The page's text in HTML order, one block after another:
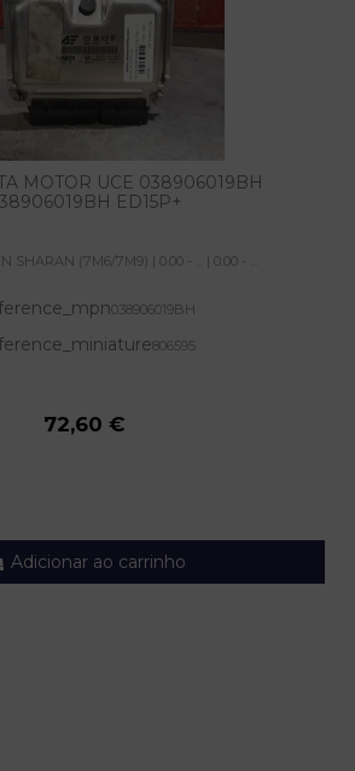
MOTOR UCE 038906019BH
ED15P+
SHARAN (7M6/7M9) | 0.00 - ... | 0.00 - ...
038906019BH
806595
72,60 €
Adicionar ao carrinho